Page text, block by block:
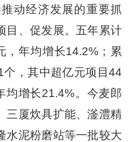
动经济发展的重要抓
目、促发展。五年累计
，年均增长14.2% ；累
个，其中超亿元项目44
均增长21.4%。今麦郎
三厦炊具扩能、滏澧精
水泥粉磨站等一批较大